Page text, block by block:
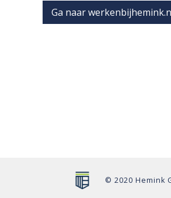
Ga naar
© 2020 Hemink